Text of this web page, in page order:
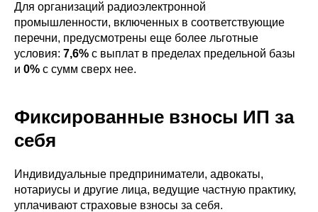
Для организаций радиоэлектронной
промышленности, включенных в соответствующие
перечни, предусмотрены еще более льготные
условия: 7,6% с выплат в пределах предельной базы
и 0% с сумм сверх нее.
Фиксированные взносы ИП за
себя
Индивидуальные предприниматели, адвокаты,
нотариусы и другие лица, ведущие частную практику,
уплачивают страховые взносы за себя.